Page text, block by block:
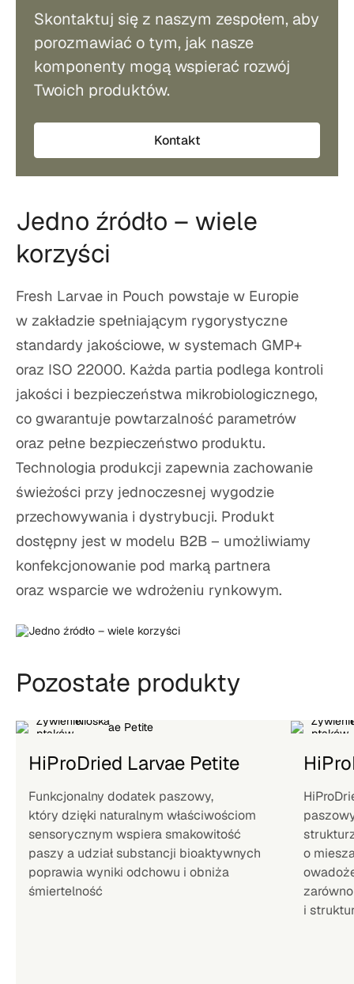
Skontaktuj się z naszym zespołem, aby
porozmawiać o tym, jak nasze
komponenty mogą wspierać rozwój
Twoich produktów.
Kontakt
Jedno źródło – wiele
korzyści
Fresh Larvae in Pouch powstaje w Europie
w zakładzie spełniającym rygorystyczne
standardy jakościowe, w systemach GMP+
oraz ISO 22000. Każda partia podlega kontroli
jakości i bezpieczeństwa mikrobiologicznego,
co gwarantuje powtarzalność parametrów
oraz pełne bezpieczeństwo produktu.
Technologia produkcji zapewnia zachowanie
świeżości przy jednoczesnej wygodzie
przechowywania i dystrybucji. Produkt
dostępny jest w modelu B2B – umożliwiamy
konfekcjonowanie pod marką partnera
oraz wsparcie we wdrożeniu rynkowym.
Pozostałe produkty
NOWOŚĆ
HiProDried Larvae Petite
Funkcjonalny dodatek paszowy,
który dzięki naturalnym właściwościom
sensorycznym wspiera smakowitość
paszy a udział substancji bioaktywnych
poprawia wyniki odchowu i obniża
śmiertelność
o
i